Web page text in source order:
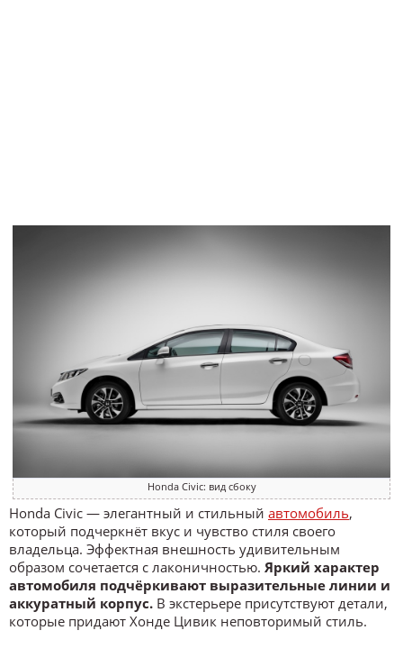
Honda Civic: вид сбоку
Honda Civic — элегантный и стильный автомобиль,
который подчеркнёт вкус и чувство стиля своего
владельца. Эффектная внешность удивительным
образом сочетается с лаконичностью. Яркий характер
автомобиля подчёркивают выразительные линии и
аккуратный корпус. В экстерьере присутствуют детали,
которые придают Хонде Цивик неповторимый стиль.